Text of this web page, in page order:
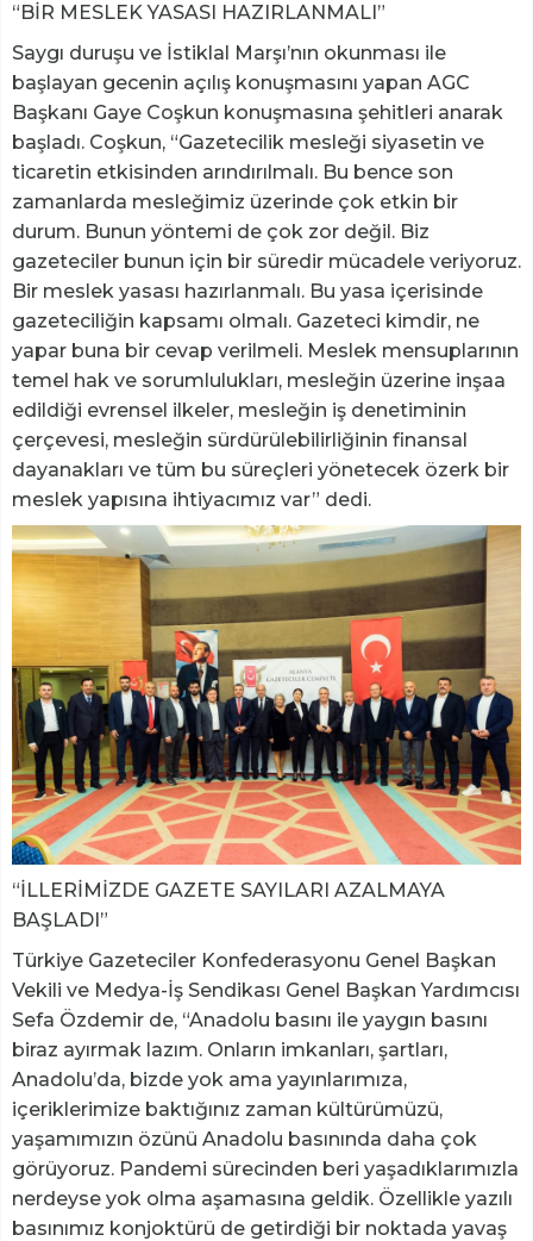
“BİR MESLEK YASASI HAZIRLANMALI”
Saygı duruşu ve İstiklal Marşı’nın okunması ile
başlayan gecenin açılış konuşmasını yapan AGC
Başkanı Gaye Coşkun konuşmasına şehitleri anarak
başladı. Coşkun, “Gazetecilik mesleği siyasetin ve
ticaretin etkisinden arındırılmalı. Bu bence son
zamanlarda mesleğimiz üzerinde çok etkin bir
durum. Bunun yöntemi de çok zor değil. Biz
gazeteciler bunun için bir süredir mücadele veriyoruz.
Bir meslek yasası hazırlanmalı. Bu yasa içerisinde
gazeteciliğin kapsamı olmalı. Gazeteci kimdir, ne
yapar buna bir cevap verilmeli. Meslek mensuplarının
temel hak ve sorumlulukları, mesleğin üzerine inşaa
edildiği evrensel ilkeler, mesleğin iş denetiminin
çerçevesi, mesleğin sürdürülebilirliğinin finansal
dayanakları ve tüm bu süreçleri yönetecek özerk bir
meslek yapısına ihtiyacımız var” dedi.
“İLLERİMİZDE GAZETE SAYILARI AZALMAYA
BAŞLADI”
Türkiye Gazeteciler Konfederasyonu Genel Başkan
Vekili ve Medya-İş Sendikası Genel Başkan Yardımcısı
Sefa Özdemir de, “Anadolu basını ile yaygın basını
biraz ayırmak lazım. Onların imkanları, şartları,
Anadolu’da, bizde yok ama yayınlarımıza,
içeriklerimize baktığınız zaman kültürümüzü,
yaşamımızın özünü Anadolu basınında daha çok
görüyoruz. Pandemi sürecinden beri yaşadıklarımızla
nerdeyse yok olma aşamasına geldik. Özellikle yazılı
basınımız konjoktürü de getirdiği bir noktada yavaş